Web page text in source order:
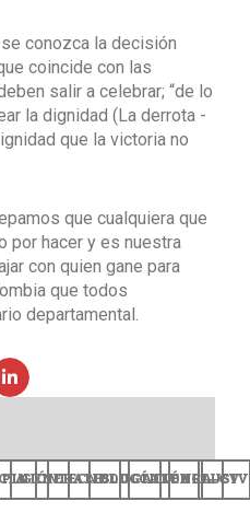
conozca la decisión
coincide con las
salir a celebrar; “de lo
la dignidad (La derrota -
que la victoria no
que cualquiera que
por hacer y es nuestra
con quien gane para
que todos
departamental.
GENERALES
TECNOLOGÍA
EDUCACIÓN
CULTURA+CV